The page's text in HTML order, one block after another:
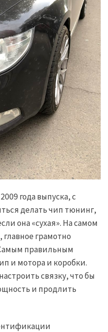
года выпуска, с
делать чип тюнинг,
она «сухая». На самом
главное грамотно
правильным
и мотора и коробки.
связку, что бы
и продлить